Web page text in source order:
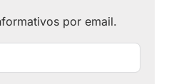
por email.